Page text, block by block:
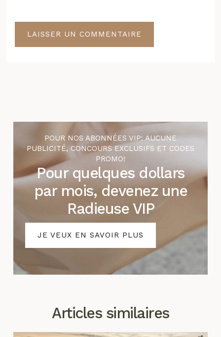
POUR NOS ABONNÉES VIP: AUCUNE
PUBLICITÉ, CONCOURS EXCLUSIFS ET CODES
PROMO!
Pour quelques dollars
par mois, devenez une
Radieuse VIP
JE VEUX EN SAVOIR PLUS
Articles similaires